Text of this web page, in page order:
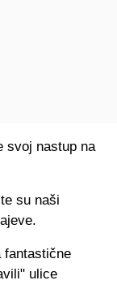
svoj nastup na
su naši
fantastične
ulice